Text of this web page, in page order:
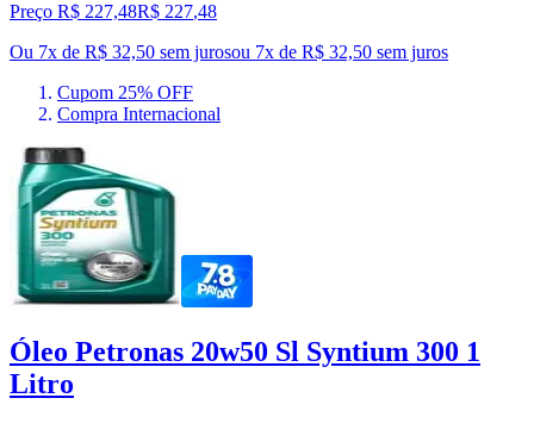
Preço R$ 227,48R$ 227,48
Ou 7x de R$ 32,50 sem jurosou 7x de R$ 32,50 sem juros
Cupom 25% OFF
Compra Internacional
Óleo Petronas 20w50 Sl Syntium 300 1
Litro